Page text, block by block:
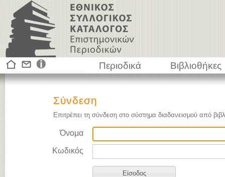
Περιοδικά Βιβλιοθήκες
Σύνδεση
Επιτρέπει τη σύνδεση στο σύστημα διαδανεισμού από
Όνομα
Κωδικός